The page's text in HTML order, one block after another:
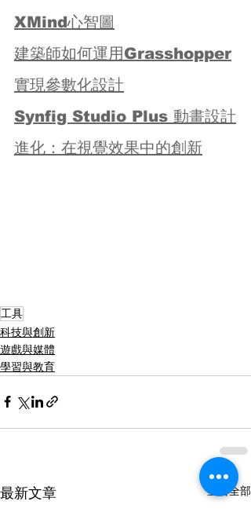
XMind心智圖
建築師如何運用Grasshopper
實現參數化設計
Synfig Studio Plus 動畫設計
進化：在視覺效果中的創新
工具
科技與創新
遊戲與媒體
學習與教育
最新文章 查看全部